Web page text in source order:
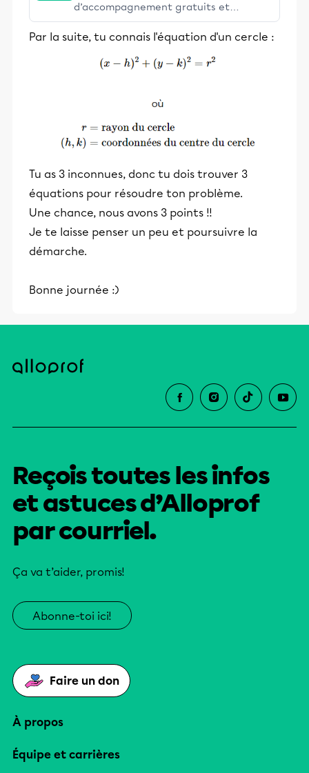
d’accompagnement gratuits et
stimulants, Alloprof engage les élèves
et leurs parents dans la réussite
éducative.
Par la suite, tu connais l'équation d'un cercle :
Tu as 3 inconnues, donc tu dois trouver 3
équations pour résoudre ton problème.
Une chance, nous avons 3 points !!
Je te laisse penser un peu et poursuivre la
démarche.
Bonne journée :)
Reçois toutes les infos
et astuces d’Alloprof
par courriel.
Ça va t’aider, promis!
Abonne-toi ici!
Faire un don
À propos
Équipe et carrières